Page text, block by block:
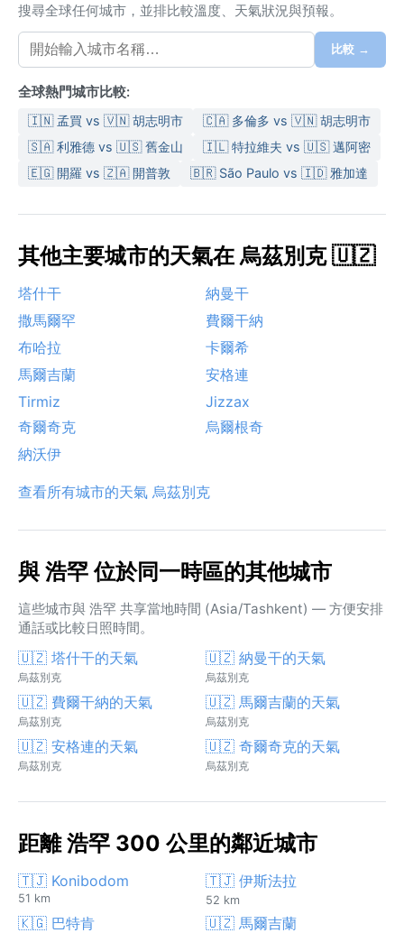
搜尋全球任何城市，並排比較溫度、天氣狀況與預報。
比較 →
全球熱門城市比較:
🇮🇳 孟買 vs 🇻🇳 胡志明市
🇨🇦 多倫多 vs 🇻🇳 胡志明市
🇸🇦 利雅德 vs 🇺🇸 舊金山
🇮🇱 特拉維夫 vs 🇺🇸 邁阿密
🇪🇬 開羅 vs 🇿🇦 開普敦
🇧🇷 São Paulo vs 🇮🇩 雅加達
其他主要城市的天氣在 烏茲別克 🇺🇿
塔什干
納曼干
撒馬爾罕
費爾干納
布哈拉
卡爾希
馬爾吉蘭
安格連
Tirmiz
Jizzax
奇爾奇克
烏爾根奇
納沃伊
查看所有城市的天氣 烏茲別克
與 浩罕 位於同一時區的其他城市
這些城市與 浩罕 共享當地時間 (Asia/Tashkent) — 方便安排
通話或比較日照時間。
🇺🇿 塔什干的天氣
烏茲別克
🇺🇿 納曼干的天氣
烏茲別克
🇺🇿 費爾干納的天氣
烏茲別克
🇺🇿 馬爾吉蘭的天氣
烏茲別克
🇺🇿 安格連的天氣
烏茲別克
🇺🇿 奇爾奇克的天氣
烏茲別克
距離 浩罕 300 公里的鄰近城市
🇹🇯 Konibodom
51 km
🇹🇯 伊斯法拉
52 km
🇰🇬 巴特肯 🇺🇿 馬爾吉蘭